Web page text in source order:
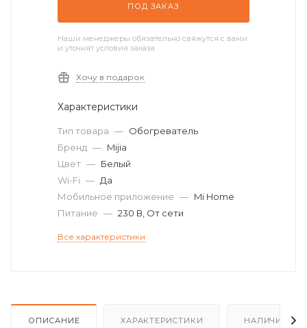
ПОД ЗАКАЗ
Наши менеджеры обязательно свяжутся с вами
и уточнят условия заказа
Хочу в подарок
Характеристики
Тип товара — Обогреватель
Бренд — Mijia
Цвет — Белый
Wi-Fi — Да
Мобильное приложение — Mi Home
Питание — 230 В, От сети
Все характеристики
ОПИСАНИЕ ХАРАКТЕРИСТИКИ НАЛИЧИЕ